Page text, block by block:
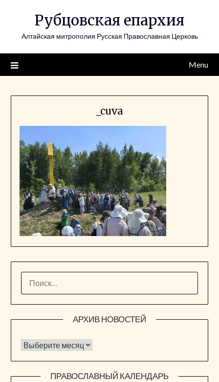
Рубцовская епархия
Алтайская митрополия Русская Православная Церковь
Menu
_cuva
АРХИВ НОВОСТЕЙ
Архив новостей
ПРАВОСЛАВНЫЙ КАЛЕНДАРЬ